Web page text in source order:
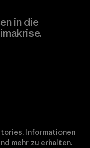
in die
Informationen
mehr zu erhalten.